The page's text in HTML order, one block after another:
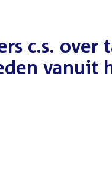
c.s. over
vanuit